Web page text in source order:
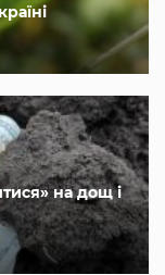
на дощ і